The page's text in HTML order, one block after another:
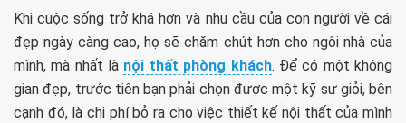
Khi cuộc sống trở khá hơn và nhu cầu của con người về cái
đẹp ngày càng cao, họ sẽ chăm chút hơn cho ngôi nhà của
mình, mà nhất là nội thất phòng khách. Để có một không
gian đẹp, trước tiên bạn phải chọn được một kỹ sư giỏi, bên
cạnh đó, là chi phí bỏ ra cho việc thiết kế nội thất của mình